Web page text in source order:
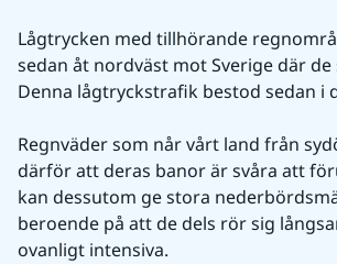
Lågtrycken med tillhörande
sedan åt nordväst mot Sverige där
Denna lågtryckstrafik bestod sedan i
Regnväder som når vårt land från
därför att deras banor är svåra att
kan dessutom ge stora
beroende på att de dels rör sig
ovanligt intensiva.